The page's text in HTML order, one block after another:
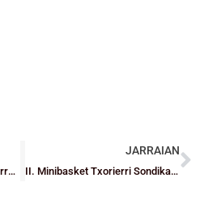
EUSKAL LIGA: Talde Bizkaitarren hiru lidertza lehen jardunaldia eta gero
JARRAIAN
II. Minibasket Txorierri Sondika Torneoa